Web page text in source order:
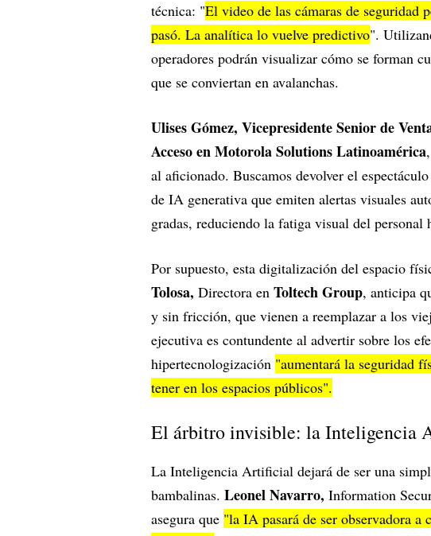
técnica: "El video de las cámaras de seguridad
pasó. La analítica lo vuelve predictivo".
operadores podrán visualizar cómo se forman
que se conviertan en avalanchas.
Ulises Gómez, Vicepresidente Senior de
Acceso en Motorola Solutions Latinoamérica
al aficionado. Buscamos devolver el
de IA generativa que emiten alertas visuales
gradas, reduciendo la fatiga visual del personal
Por supuesto, esta digitalización del espacio
Tolosa, Directora en Toltech Group, anticipa
y sin fricción, que vienen a reemplazar a los
ejecutiva es contundente al advertir sobre los
hipertecnologización "aumentará la seguridad
tener en los espacios públicos".
El árbitro invisible: la Inteligencia
La Inteligencia Artificial dejará de ser una
bambalinas. Leonel Navarro, Information
asegura que "la IA pasará de ser observadora